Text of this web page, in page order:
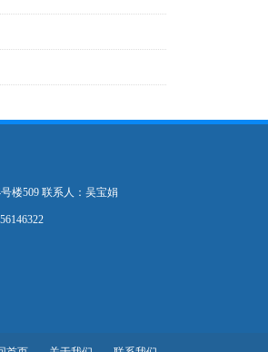
楼509 联系人：吴宝娟